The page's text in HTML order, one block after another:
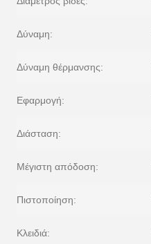
Δύναμη:
Δύναμη θέρμανσης:
Εφαρμογή:
Διάσταση:
Μέγιστη απόδοση:
Πιστοποίηση:
Κλειδιά: